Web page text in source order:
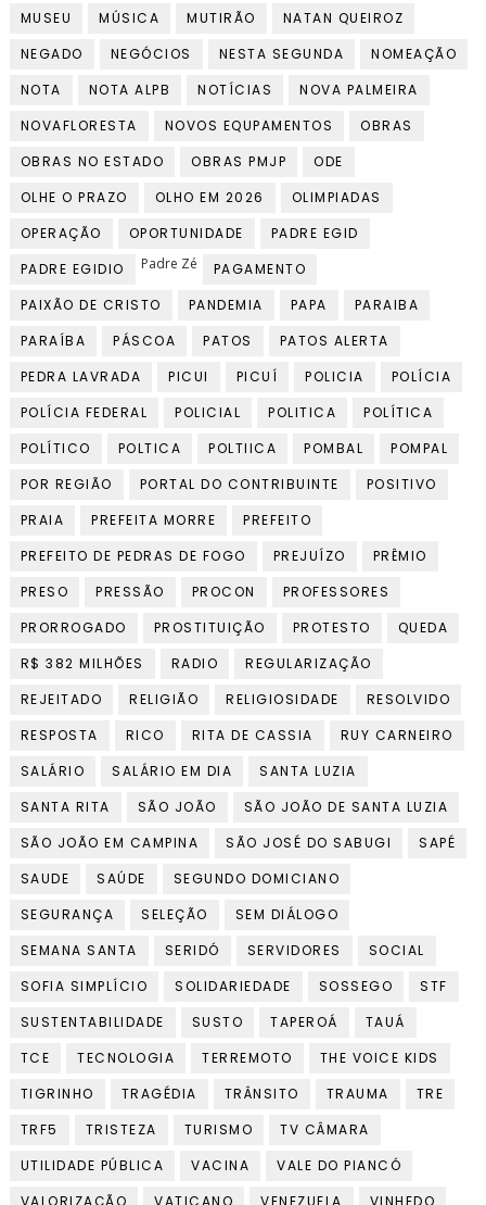
MUSEU
MÚSICA MUTIRÃO
NATAN QUEIROZ
NEGADO
NEGÓCIOS NESTA SEGUNDA
NOMEAÇÃO
NOTA
NOTA ALPB NOTÍCIAS
NOVA PALMEIRA
NOVAFLORESTA
NOVOS EQUPAMENTOS
OBRAS
OBRAS NO ESTADO
OBRAS PMJP
ODE
OLHE O PRAZO
OLHO EM 2026
OLIMPIADAS
OPERAÇÃO
OPORTUNIDADE
PADRE EGID
PADRE EGIDIO
Padre Zé
PAGAMENTO
PAIXÃO DE CRISTO
PANDEMIA PAPA
PARAIBA
PARAÍBA
PÁSCOA PATOS
PATOS ALERTA
PEDRA LAVRADA
PICUI PICUÍ POLICIA
POLÍCIA
POLÍCIA FEDERAL
POLICIAL POLITICA
POLÍTICA
POLÍTICO
POLTICA POLTIICA POMBAL
POMPAL
POR REGIÃO
PORTAL DO CONTRIBUINTE
POSITIVO
PRAIA
PREFEITA MORRE
PREFEITO
PREFEITO DE PEDRAS DE FOGO
PREJUÍZO
PRÊMIO
PRESO
PRESSÃO PROCON
PROFESSORES
PRORROGADO
PROSTITUIÇÃO PROTESTO
QUEDA
R$ 382 MILHÕES
RADIO
REGULARIZAÇÃO
REJEITADO
RELIGIÃO RELIGIOSIDADE
RESOLVIDO
RESPOSTA
RICO RITA DE CASSIA
RUY CARNEIRO
SALÁRIO
SALÁRIO EM DIA
SANTA LUZIA
SANTA RITA
SÃO JOÃO
SÃO JOÃO DE SANTA LUZIA
SÃO JOÃO EM CAMPINA
SÃO JOSÉ DO SABUGI
SAPÉ
SAUDE
SAÚDE
SEGUNDO DOMICIANO
SEGURANÇA
SELEÇÃO
SEM DIÁLOGO
SEMANA SANTA
SERIDÓ SERVIDORES
SOCIAL
SOFIA SIMPLÍCIO
SOLIDARIEDADE SOSSEGO
STF
SUSTENTABILIDADE
SUSTO TAPEROÁ
TAUÁ
TCE
TECNOLOGIA TERREMOTO
THE VOICE KIDS
TIGRINHO
TRAGÉDIA TRÂNSITO TRAUMA
TRE
TRF5
TRISTEZA TURISMO
TV CÂMARA
UTILIDADE PÚBLICA
VACINA
VALE DO PIANCÓ